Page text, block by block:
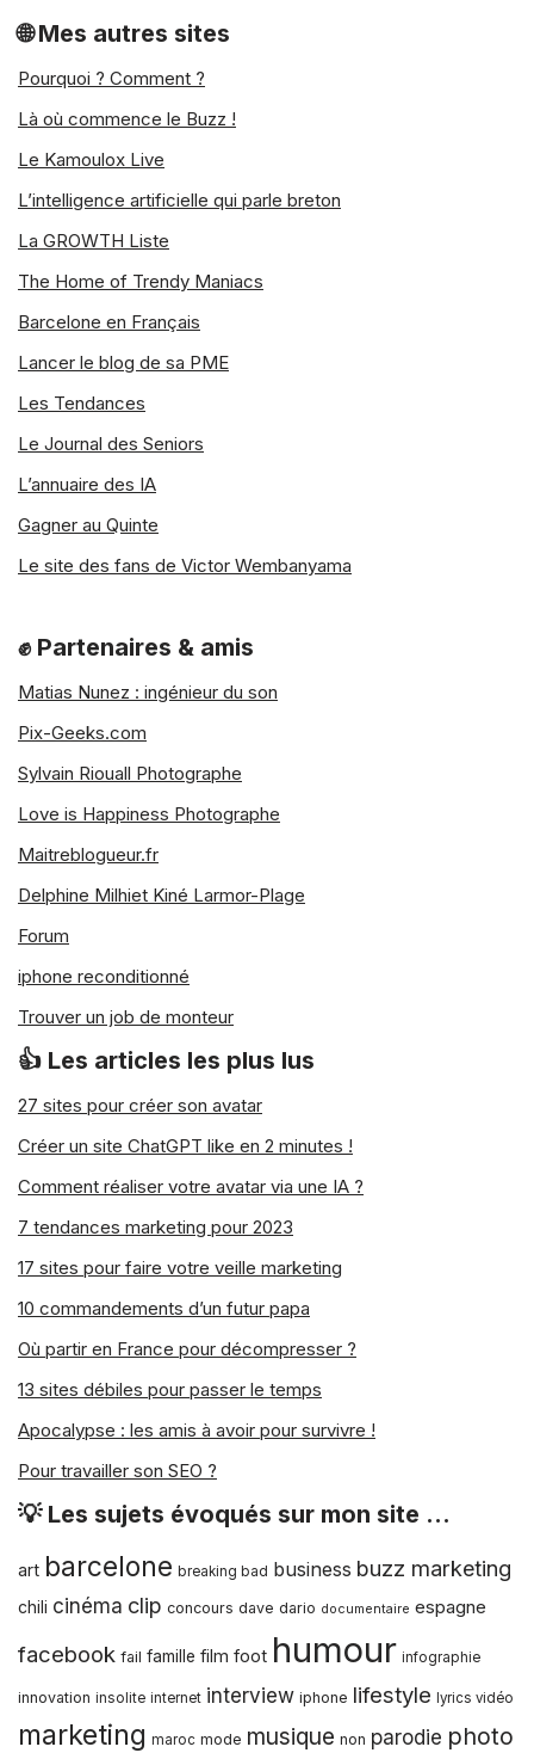
🌐 Mes autres sites
Pourquoi ? Comment ?
Là où commence le Buzz !
Le Kamoulox Live
L’intelligence artificielle qui parle breton
La GROWTH Liste
The Home of Trendy Maniacs
Barcelone en Français
Lancer le blog de sa PME
Les Tendances
Le Journal des Seniors
L’annuaire des IA
Gagner au Quinte
Le site des fans de Victor Wembanyama
✊ Partenaires & amis
Matias Nunez : ingénieur du son
Pix-Geeks.com
Sylvain Riouall Photographe
Love is Happiness Photographe
Maitreblogueur.fr
Delphine Milhiet Kiné Larmor-Plage
Forum
iphone reconditionné
Trouver un job de monteur
👍 Les articles les plus lus
27 sites pour créer son avatar
Créer un site ChatGPT like en 2 minutes !
Comment réaliser votre avatar via une IA ?
7 tendances marketing pour 2023
17 sites pour faire votre veille marketing
10 commandements d’un futur papa
Où partir en France pour décompresser ?
13 sites débiles pour passer le temps
Apocalypse : les amis à avoir pour survivre !
Pour travailler son SEO ?
💡 Les sujets évoqués sur mon site …
art barcelone breaking bad business buzz marketing
chili cinéma clip concours dave dario documentaire espagne
facebook fail famille film foot humour infographie
innovation insolite internet interview iphone lifestyle lyrics vidéo
marketing maroc mode musique non parodie photo